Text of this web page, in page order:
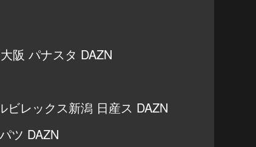
阪 パナスタ DAZN
ビレックス新潟 日産ス DAZN
ツ DAZN